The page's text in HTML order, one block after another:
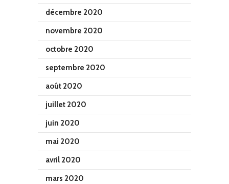
décembre 2020
novembre 2020
octobre 2020
septembre 2020
août 2020
juillet 2020
juin 2020
mai 2020
avril 2020
mars 2020